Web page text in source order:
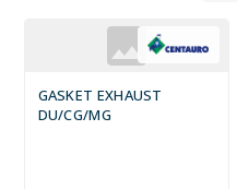
GASKET EXHAUST
DU/CG/MG